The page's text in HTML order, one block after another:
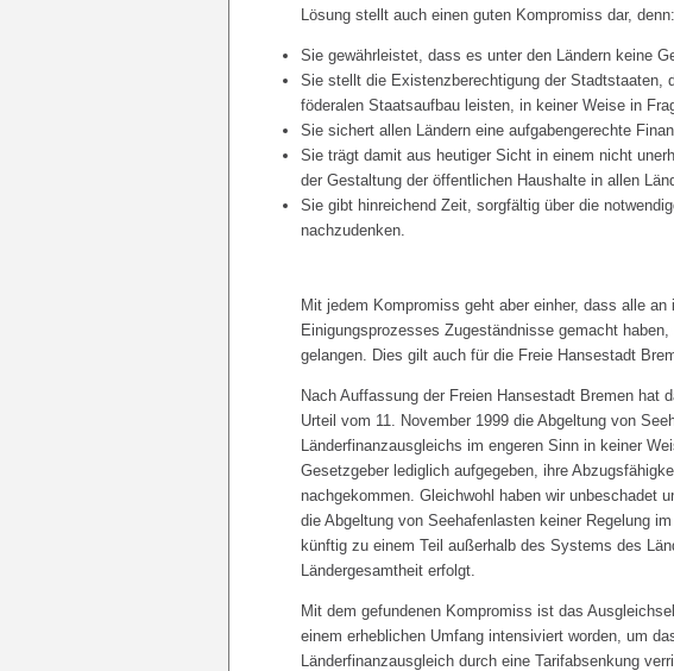
Lösung stellt auch einen guten Kompromiss dar, denn:
Sie gewährleistet, dass es unter den Ländern keine
Sie stellt die Existenzberechtigung der Stadtstaaten,
föderalen Staatsaufbau leisten, in keiner Weise in
Sie sichert allen Ländern eine aufgabengerechte
Sie trägt damit aus heutiger Sicht in einem nicht
der Gestaltung der öffentlichen Haushalte in allen
Sie gibt hinreichend Zeit, sorgfältig über die
nachzudenken.
Mit jedem Kompromiss geht aber einher, dass alle
Einigungsprozesses Zugeständnisse gemacht
gelangen. Dies gilt auch für die Freie Hansestadt
Nach Auffassung der Freien Hansestadt Bremen hat
Urteil vom 11. November 1999 die Abgeltung von
Länderfinanzausgleichs im engeren Sinn in keiner
Gesetzgeber lediglich aufgegeben, ihre
nachgekommen. Gleichwohl haben wir unbeschadet
die Abgeltung von Seehafenlasten keiner Regelung
künftig zu einem Teil außerhalb des Systems des
Ländergesamtheit erfolgt.
Mit dem gefundenen Kompromiss ist das
einem erheblichen Umfang intensiviert worden, um
Länderfinanzausgleich durch eine Tarifabsenkung